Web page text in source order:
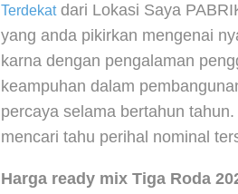
Terdekatdari Lokasi Saya
yang anda pikirkan mengenai
karna dengan pengalaman
keampuhan dalam
percaya selama bertahun
mencari tahu perihal nominal
Harga ready mix Tiga Roda